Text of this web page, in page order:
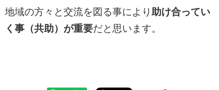
地域の方々と交流を図る事により 助け合ってい
く事（共助）が重要だと思います。